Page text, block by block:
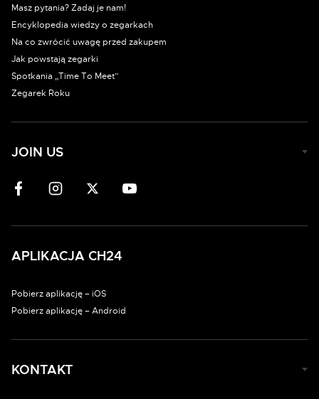
Masz pytania? Zadaj je nam!
Encyklopedia wiedzy o zegarkach
Na co zwrócić uwagę przed zakupem
Jak powstają zegarki
Spotkania „Time To Meet”
Zegarek Roku
JOIN US
APLIKACJA CH24
Pobierz aplikację – iOS
Pobierz aplikację – Android
KONTAKT